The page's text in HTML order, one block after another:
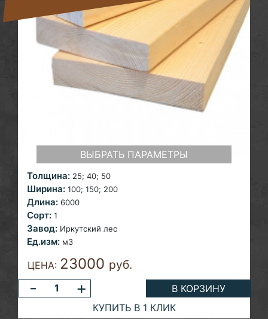
ВЫБРАТЬ ПАРАМЕТРЫ
Толщина: 25; 40; 50
Ширина: 100; 150; 200
Длина: 6000
Сорт: 1
Завод: Иркутский лес
Ед.изм: м3
ЦЕНА: 23000 руб.
- +
В КОРЗИНУ
КУПИТЬ В 1 КЛИК